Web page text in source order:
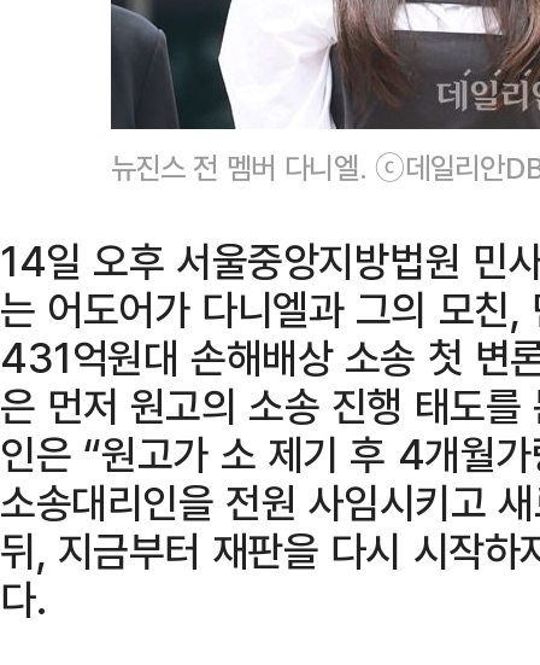
뉴진스 전 멤버 다니엘. ⓒ데일리안
14일 오후 서울중앙지방법원 민
는 어도어가 다니엘과 그의 모친
431억원대 손해배상 소송 첫 변
은 먼저 원고의 소송 진행 태도
인은 “원고가 소 제기 후 4개월
소송대리인을 전원 사임시키고
뒤, 지금부터 재판을 다시 시작
다.